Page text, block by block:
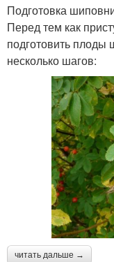
Подготовка
Перед тем как
подготовить плоды
несколько шагов:
читать дальше →